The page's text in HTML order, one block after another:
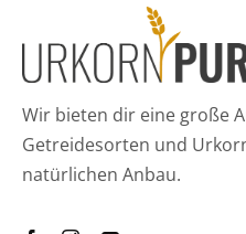
Wir bieten dir eine große
Getreidesorten und
natürlichen Anbau.